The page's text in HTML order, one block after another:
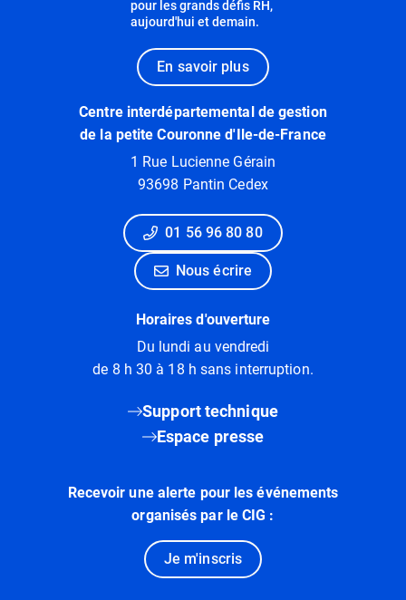
pour les grands défis RH,
aujourd'hui et demain.
En savoir plus
Centre interdépartemental de gestion
de la petite Couronne d'Ile-de-France
1 Rue Lucienne Gérain
93698 Pantin Cedex
01 56 96 80 80
Nous écrire
Horaires d'ouverture
Du lundi au vendredi
de 8 h 30 à 18 h sans interruption.
Support technique
Espace presse
Recevoir une alerte pour les événements
organisés par le CIG :
Je m'inscris